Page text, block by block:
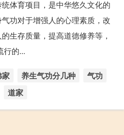
体育项目，是中华悠久文化的
功对于增强人的心理素质，改
生存质量，提高道德修养等，
行的...
家 养生气功分几种
气功
道家